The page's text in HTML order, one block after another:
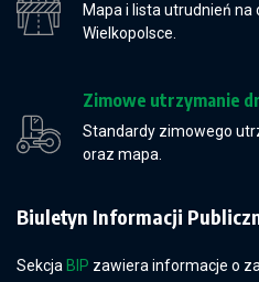
Mapa i lista utrudnień
Wielkopolsce.
Zimowe utrzymanie
Standardy zimowego
oraz mapa.
Biuletyn Informacji
Sekcja BIP zawiera informacje o